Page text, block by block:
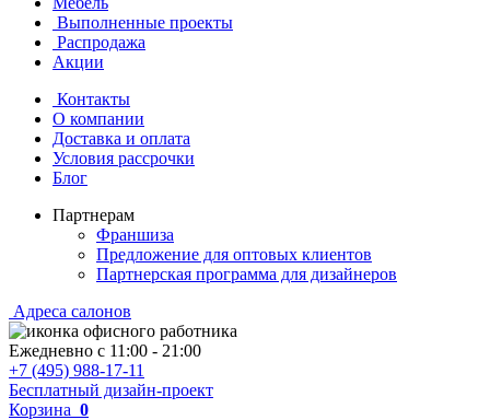
Выполненные проекты
Распродажа
Акции
Контакты
О компании
Доставка и оплата
Условия рассрочки
Блог
Партнерам
Франшиза
Предложение для оптовых клиентов
Партнерская программа для дизайнеров
Адреса салонов
Ежедневно с 11:00 - 21:00
+7 (495) 988-17-11
Бесплатный дизайн-проект
Корзина 0